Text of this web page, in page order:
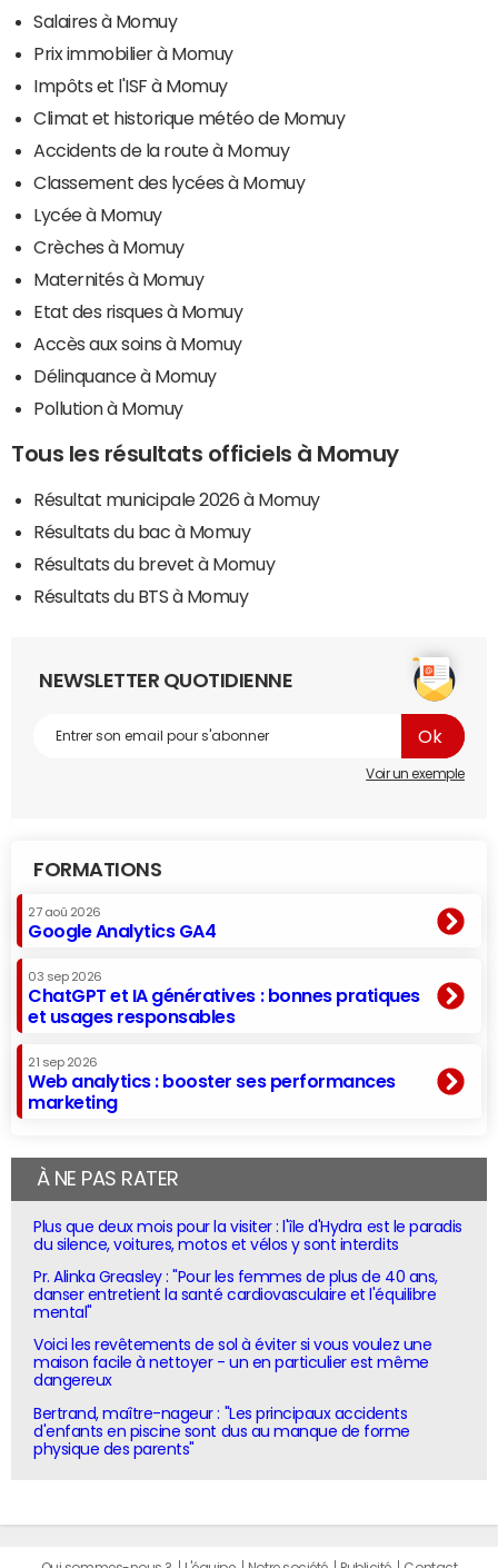
Salaires à Momuy
Prix immobilier à Momuy
Impôts et l'ISF à Momuy
Climat et historique météo de Momuy
Accidents de la route à Momuy
Classement des lycées à Momuy
Lycée à Momuy
Crèches à Momuy
Maternités à Momuy
Etat des risques à Momuy
Accès aux soins à Momuy
Délinquance à Momuy
Pollution à Momuy
Tous les résultats officiels à Momuy
Résultat municipale 2026 à Momuy
Résultats du bac à Momuy
Résultats du brevet à Momuy
Résultats du BTS à Momuy
NEWSLETTER QUOTIDIENNE
Voir un exemple
FORMATIONS
27 aoû 2026
Google Analytics GA4
03 sep 2026
ChatGPT et IA génératives : bonnes pratiques
et usages responsables
21 sep 2026
Web analytics : booster ses performances
marketing
À NE PAS RATER
Plus que deux mois pour la visiter : l'île d'Hydra est le paradis
du silence, voitures, motos et vélos y sont interdits
Pr. Alinka Greasley : "Pour les femmes de plus de 40 ans,
danser entretient la santé cardiovasculaire et l'équilibre
mental"
Voici les revêtements de sol à éviter si vous voulez une
maison facile à nettoyer - un en particulier est même
dangereux
Bertrand, maître-nageur : "Les principaux accidents
d'enfants en piscine sont dus au manque de forme
physique des parents"